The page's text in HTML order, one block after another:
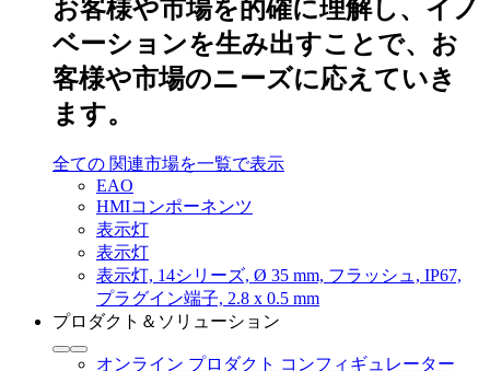
お客様や市場を的確に理解し、イノ
ベーションを生み出すことで、お
客様や市場のニーズに応えていき
ます。
全ての 関連市場を一覧で表示
EAO
HMIコンポーネンツ
表示灯
表示灯
表示灯, 14シリーズ, Ø 35 mm, フラッシュ, IP67,
プラグイン端子, 2.8 x 0.5 mm
プロダクト＆ソリューション
オンライン プロダクト コンフィギュレーター